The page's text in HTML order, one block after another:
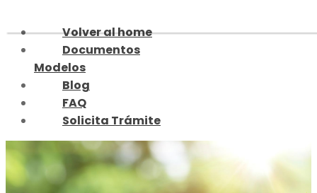
to
content
Volver al home
Documentos
Modelos
Blog
FAQ
Solicita Trámite